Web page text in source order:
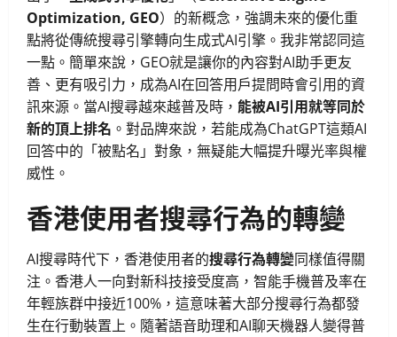
Optimization, GEO）的新概念，強調未來的優化重
點將從傳統搜尋引擎轉向生成式AI引擎。我非常認同這
一點。簡單來說，GEO就是讓你的內容對AI助手更友
善、更有吸引力，成為AI在回答用戶提問時會引用的資
訊來源。當AI搜尋越來越普及時， 能被AI引用就等同於
新的頂上排名 。對品牌來說，若能成為ChatGPT這類AI
回答中的「被點名」對象，無疑能大幅提升曝光率與權
威性。
香港使用者搜尋行為的轉變
AI搜尋時代下，香港使用者的搜尋行為轉變同樣值得關
注。香港人一向對新科技接受度高，智能手機普及率在
年輕族群中接近100%，這意味著大部分搜尋行為都發
生在行動裝置上。隨著語音助理和AI聊天機器人變得普